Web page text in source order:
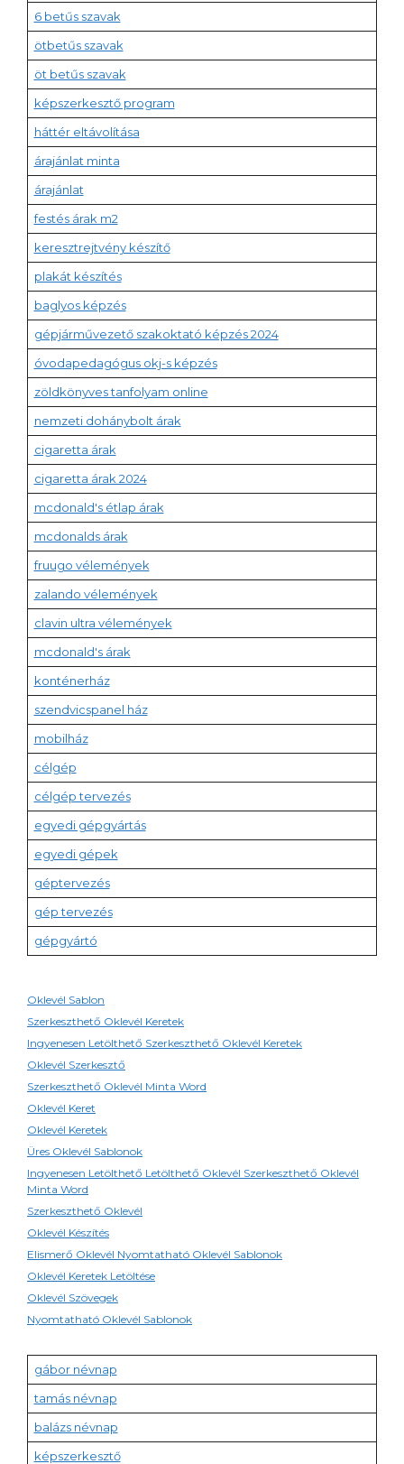
6 betűs szavak
ötbetűs szavak
öt betűs szavak
képszerkesztő program
háttér eltávolítása
árajánlat minta
árajánlat
festés árak m2
keresztrejtvény készítő
plakát készítés
baglyos képzés
gépjárművezető szakoktató képzés 2024
óvodapedagógus okj-s képzés
zöldkönyves tanfolyam online
nemzeti dohánybolt árak
cigaretta árak
cigaretta árak 2024
mcdonald's étlap árak
mcdonalds árak
fruugo vélemények
zalando vélemények
clavin ultra vélemények
mcdonald's árak
konténerház
szendvicspanel ház
mobilház
célgép
célgép tervezés
egyedi gépgyártás
egyedi gépek
géptervezés
gép tervezés
gépgyártó
Oklevél Sablon
Szerkeszthető Oklevél Keretek
Ingyenesen Letölthető Szerkeszthető Oklevél Keretek
Oklevél Szerkesztő
Szerkeszthető Oklevél Minta Word
Oklevél Keret
Oklevél Keretek
Üres Oklevél Sablonok
Ingyenesen Letölthető Letölthető Oklevél Szerkeszthető Oklevél
Minta Word
Szerkeszthető Oklevél
Oklevél Készítés
Elismerő Oklevél Nyomtatható Oklevél Sablonok
Oklevél Keretek Letöltése
Oklevél Szövegek
Nyomtatható Oklevél Sablonok
gábor névnap
tamás névnap
balázs névnap
képszerkesztő